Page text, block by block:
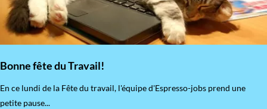
Bonne fête du Travail!
En ce lundi de la Fête du travail, l'équipe d'Espresso-jobs prend une
petite pause...